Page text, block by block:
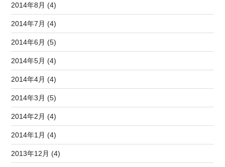
2014年8月 (4)
2014年7月 (4)
2014年6月 (5)
2014年5月 (4)
2014年4月 (4)
2014年3月 (5)
2014年2月 (4)
2014年1月 (4)
2013年12月 (4)